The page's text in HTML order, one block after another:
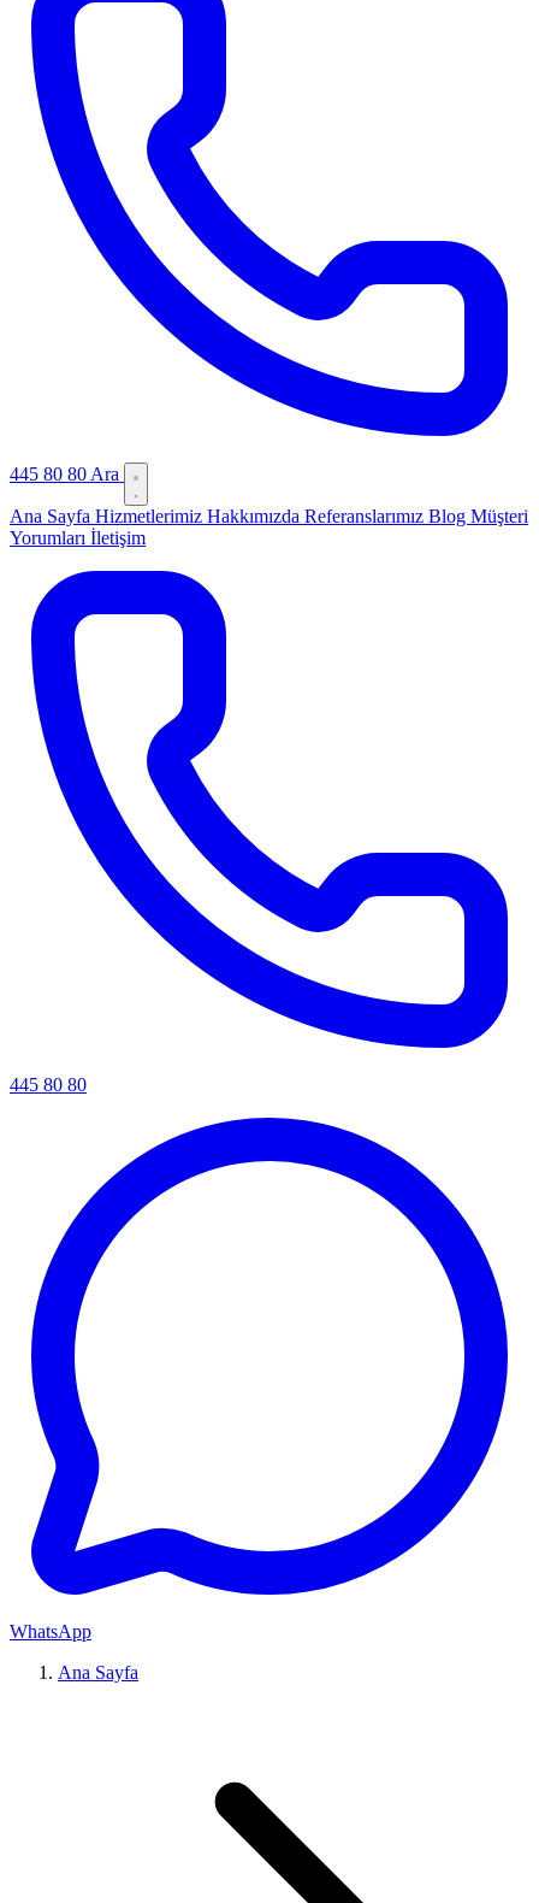
445 80 80 Ara
Ana Sayfa Hizmetlerimiz Hakkımızda Referanslarımız Blog Müşteri
Yorumları İletişim
445 80 80
WhatsApp
Ana Sayfa